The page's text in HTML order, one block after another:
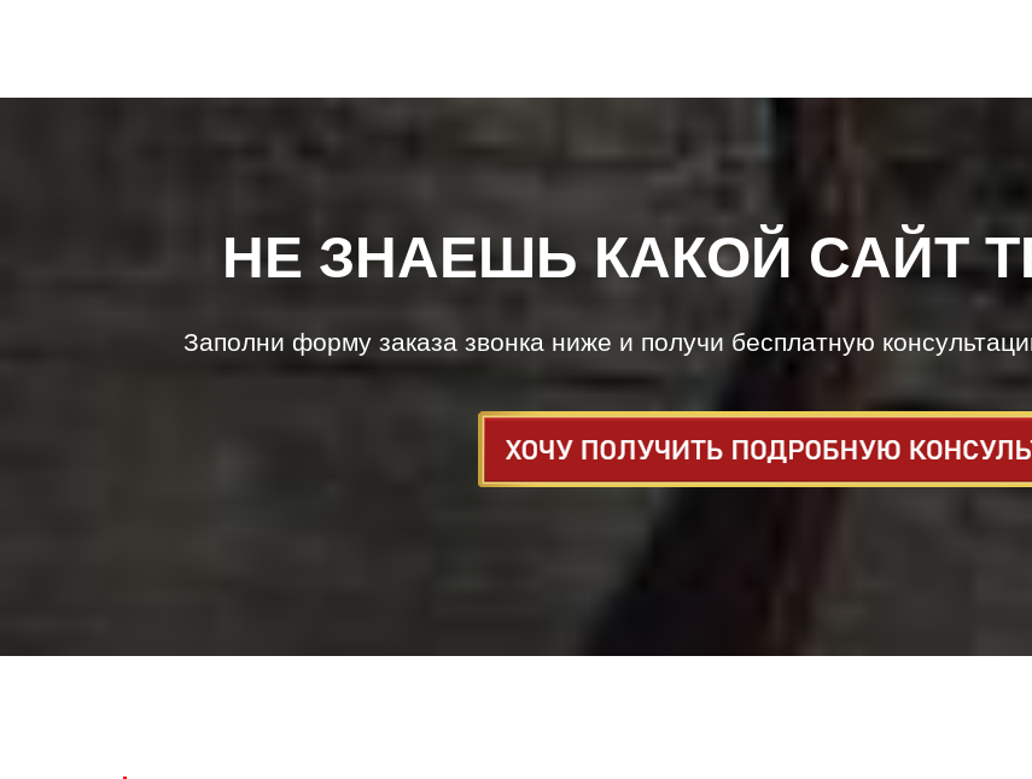
НЕ ЗНАЕШЬ КАКОЙ САЙТ
Заполни форму заказа звонка ниже и получи бесплатную